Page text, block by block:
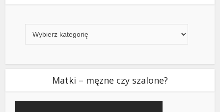
Matki – męzne czy szalone?